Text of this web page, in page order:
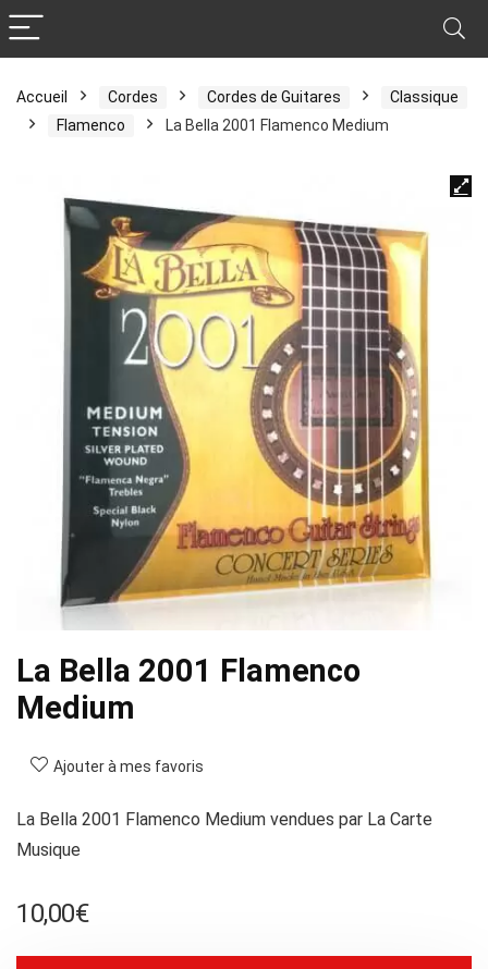
Accueil Cordes Cordes de Guitares
Classique
Flamenco
La Bella 2001 Flamenco Medium
La Bella 2001 Flamenco
Medium
Ajouter à mes favoris
La Bella 2001 Flamenco Medium vendues par La Carte
Musique
10,00€